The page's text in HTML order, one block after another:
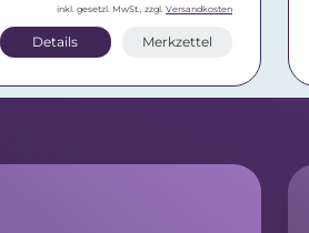
inkl. gesetzl. MwSt., zzgl. Versandkosten
Details Merkzettel